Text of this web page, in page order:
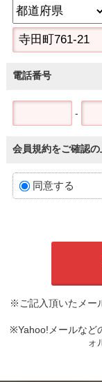
電話番号
-
会員規約をご確認
同意する
※ご記入頂いたメー
※Yahoo!メールなど
ォ